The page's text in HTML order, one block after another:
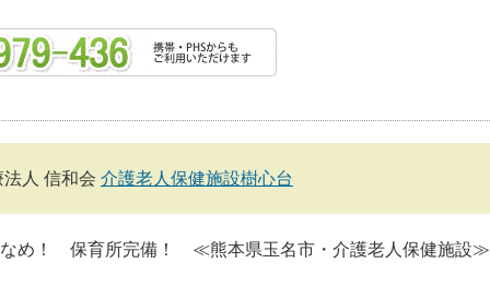
法人 信和会 介護老人保健施設樹心台
なめ！ 保育所完備！ ≪熊本県玉名市・介護老人保健施設≫